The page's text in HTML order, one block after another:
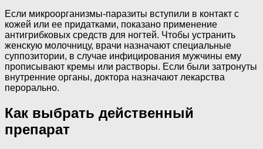
Если микроорганизмы-паразиты вступили в контакт с
кожей или ее придатками, показано применение
антигрибковых средств для ногтей. Чтобы устранить
женскую молочницу, врачи назначают специальные
суппозитории, в случае инфицирования мужчины ему
прописывают кремы или растворы. Если были затронуты
внутренние органы, доктора назначают лекарства
перорально.
Как выбрать действенный
препарат